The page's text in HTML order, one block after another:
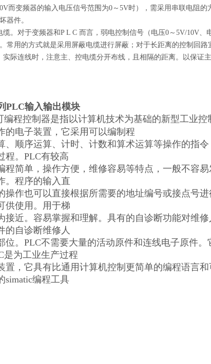
而变频器的输入电压信号范围为0～5V时），需采用串联电阻
器件。
缆。对于变频器和P L C 而言，弱电控制信号（电压0～5V/10V
常用的方式就是采用屏蔽电缆进行屏蔽；对于长距离的控制回路
实际连线时，注意主、控电缆分开布线，且相隔的距离。以保证
PLC输入输出模块
编程控制器是指以计算机技术为基础的新型工业
的电子装置，它采用可以编制程
、顺序运算、计时、计数和算术运算等操作的指
程。PLC有较高
程简单，操作方便，维修容易等特点，一般不容
。程序的输入直
操作也可以直接根据所需要的地址编号或接点号
供使用。用于梯
接近。容易掌握和理解。具有的自诊断功能对维
的自诊断维修人
位。PLC不需要大量的活动原件和连线电子原件
是为工业生产过程
置，它具有比通用计算机控制更简单的编程语言
simatic编程工具